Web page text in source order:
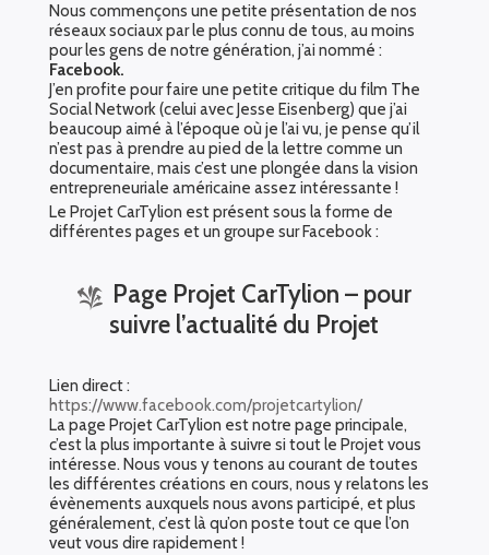
Nous commençons une petite présentation de nos
réseaux sociaux par le plus connu de tous, au moins
pour les gens de notre génération, j’ai nommé :
Facebook.
J’en profite pour faire une petite critique du film The
Social Network (celui avec Jesse Eisenberg) que j’ai
beaucoup aimé à l’époque où je l’ai vu, je pense qu’il
n’est pas à prendre au pied de la lettre comme un
documentaire, mais c’est une plongée dans la vision
entrepreneuriale américaine assez intéressante !
Le Projet CarTylion est présent sous la forme de
différentes pages et un groupe sur Facebook :
Page Projet CarTylion – pour
suivre l’actualité du Projet
Lien direct :
https://www.facebook.com/projetcartylion/
La page Projet CarTylion est notre page principale,
c’est la plus importante à suivre si tout le Projet vous
intéresse. Nous vous y tenons au courant de toutes
les différentes créations en cours, nous y relatons les
évènements auxquels nous avons participé, et plus
généralement, c’est là qu’on poste tout ce que l’on
veut vous dire rapidement !